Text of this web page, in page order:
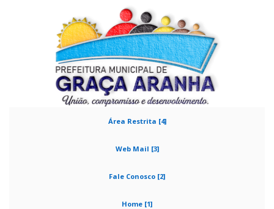
Área Restrita [4]
Web Mail [3]
Fale Conosco [2]
Home [1]